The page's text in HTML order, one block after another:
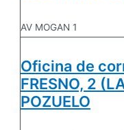
AV MOGAN 1
Oficina de
FRESNO, 2
POZUELO